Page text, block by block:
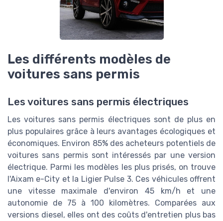
Les différents modèles de
voitures sans permis
Les voitures sans permis électriques
Les voitures sans permis électriques sont de plus en
plus populaires grâce à leurs avantages écologiques et
économiques. Environ 85% des acheteurs potentiels de
voitures sans permis sont intéressés par une version
électrique. Parmi les modèles les plus prisés, on trouve
l'Aixam e-City et la Ligier Pulse 3. Ces véhicules offrent
une vitesse maximale d'environ 45 km/h et une
autonomie de 75 à 100 kilomètres. Comparées aux
versions diesel, elles ont des coûts d'entretien plus bas